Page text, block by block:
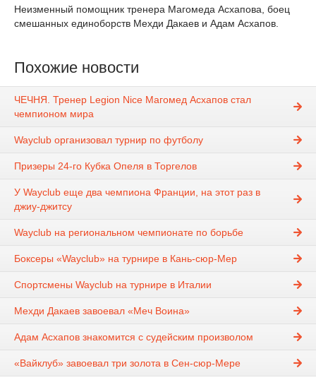
Неизменный помощник тренера Магомеда Асхапова, боец
смешанных единоборств Мехди Дакаев и Адам Асхапов.
Похожие новости
ЧЕЧНЯ. Тренер Legion Nice Магомед Асхапов стал
чемпионом мира
Wayclub организовал турнир по футболу
Призеры 24-го Кубка Опеля в Торгелов
У Wayclub еще два чемпиона Франции, на этот раз в
джиу-джитсу
Wayclub на региональном чемпионате по борьбе
Боксеры «Wayclub» на турнире в Кань-сюр-Мер
Спортсмены Wayclub на турнире в Италии
Мехди Дакаев завоевал «Меч Воина»
Адам Асхапов знакомится с судейским произволом
«Вайклуб» завоевал три золота в Сен-сюр-Мере